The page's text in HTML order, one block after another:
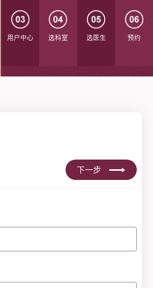
用户中心 选科室 选医生 预约
下一步